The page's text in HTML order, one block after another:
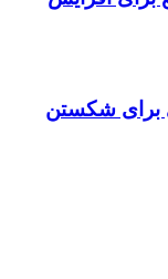
۹ اصل کلیدی برای شکستن